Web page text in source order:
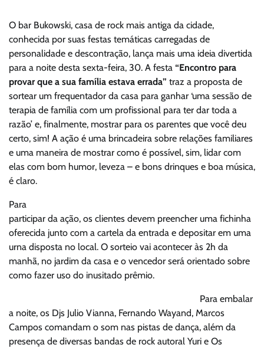
O bar Bukowski, casa de rock mais antiga da cidade,
conhecida por suas festas temáticas carregadas de
personalidade e descontração, lança mais uma ideia divertida
para a noite desta sexta-feira, 30. A festa “Encontro para
provar que a sua família estava errada” traz a proposta de
sortear um frequentador da casa para ganhar ‘uma sessão de
terapia de família com um profissional para ter dar toda a
razão’ e, finalmente, mostrar para os parentes que você deu
certo, sim! A ação é uma brincadeira sobre relações familiares
e uma maneira de mostrar como é possível, sim, lidar com
elas com bom humor, leveza – e bons drinques e boa música,
é claro.
Para
participar da ação, os clientes devem preencher uma fichinha
oferecida junto com a cartela da entrada e depositar em uma
urna disposta no local. O sorteio vai acontecer às 2h da
manhã, no jardim da casa e o vencedor será orientado sobre
como fazer uso do inusitado prêmio.
Para embalar
a noite, os Djs Julio Vianna, Fernando Wayand, Marcos
Campos comandam o som nas pistas de dança, além da
presença de diversas bandas de rock autoral Yuri e Os